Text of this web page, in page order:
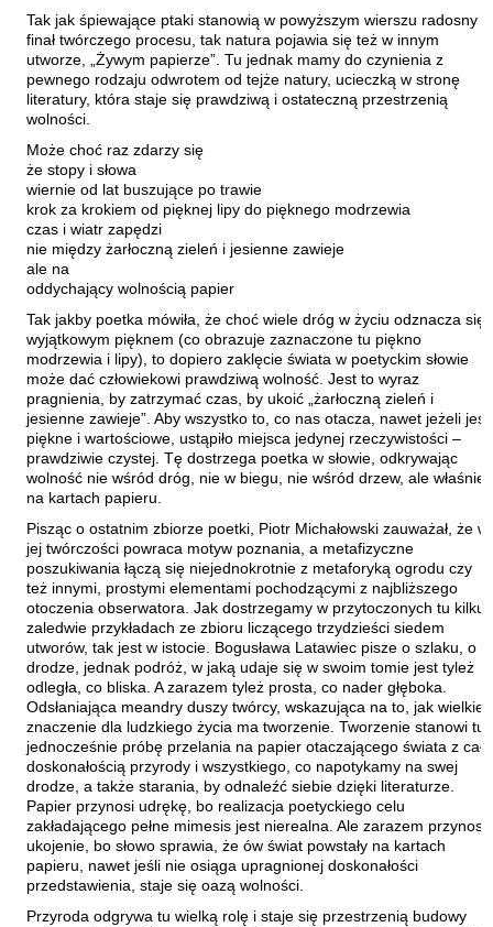
Przywara Paweł
Rajmus Gustaw
Raszka Helena
Rautman-Szczepańska Agnieszka
Roca Juan Manuel
Ryst Dorota
Samsel Karol
Sarna Paweł
Sasinowski Alan
Sawicki Bartosz
Sienkiewicz Rafał
Sienkiewicz Wilowska Julia Anastazja
Skrendo Andrzej
Sobol Eugeniusz
Sonnenberg Ewa
Stefaniuk Tomasz
Strumyk Grzegorz
Suskiewicz Łukasz
Suwiński Bartosz
Szaruga Leszek
Szolc Izabela
Szopa Łukasz
Szymański Wiesław
Tabaczyński Michał
Tański Paweł
Timoszyk Inka
Tkaczyszyn-Dycki Eugeniusz
Tak jak śpiewające ptaki stanowią w powyższym wierszu radosny
finał twórczego procesu, tak natura pojawia się też w innym
utworze, „Żywym papierze”. Tu jednak mamy do czynienia z
pewnego rodzaju odwrotem od tejże natury, ucieczką w stronę
literatury, która staje się prawdziwą i ostateczną przestrzenią
wolności.
Może choć raz zdarzy się
że stopy i słowa
wiernie od lat buszujące po trawie
krok za krokiem od pięknej lipy do pięknego modrzewia
czas i wiatr zapędzi
nie między żarłoczną zieleń i jesienne zawieje
ale na
oddychający wolnością papier
Tak jakby poetka mówiła, że choć wiele dróg w życiu odznacza się
wyjątkowym pięknem (co obrazuje zaznaczone tu piękno
modrzewia i lipy), to dopiero zaklęcie świata w poetyckim słowie
może dać człowiekowi prawdziwą wolność. Jest to wyraz
pragnienia, by zatrzymać czas, by ukoić „żarłoczną zieleń i
jesienne zawieje”. Aby wszystko to, co nas otacza, nawet jeżeli jest
piękne i wartościowe, ustąpiło miejsca jedynej rzeczywistości –
prawdziwie czystej. Tę dostrzega poetka w słowie, odkrywając
wolność nie wśród dróg, nie w biegu, nie wśród drzew, ale właśnie
na kartach papieru.
Pisząc o ostatnim zbiorze poetki, Piotr Michałowski zauważał, że w
jej twórczości powraca motyw poznania, a metafizyczne
poszukiwania łączą się niejednokrotnie z metaforyką ogrodu czy
też innymi, prostymi elementami pochodzącymi z najbliższego
otoczenia obserwatora. Jak dostrzegamy w przytoczonych tu kilku
zaledwie przykładach ze zbioru liczącego trzydzieści siedem
utworów, tak jest w istocie. Bogusława Latawiec pisze o szlaku, o
drodze, jednak podróż, w jaką udaje się w swoim tomie jest tyleż
odległa, co bliska. A zarazem tyleż prosta, co nader głęboka.
Odsłaniająca meandry duszy twórcy, wskazująca na to, jak wielkie
znaczenie dla ludzkiego życia ma tworzenie. Tworzenie stanowi tu
jednocześnie próbę przelania na papier otaczającego świata z całą
doskonałością przyrody i wszystkiego, co napotykamy na swej
drodze, a także starania, by odnaleźć siebie dzięki literaturze.
Papier przynosi udrękę, bo realizacja poetyckiego celu
zakładającego pełne mimesis jest nierealna. Ale zarazem przynosi
ukojenie, bo słowo sprawia, że ów świat powstały na kartach
papieru, nawet jeśli nie osiąga upragnionej doskonałości
przedstawienia, staje się oazą wolności.
Przyroda odgrywa tu wielką rolę i staje się przestrzenią budowy